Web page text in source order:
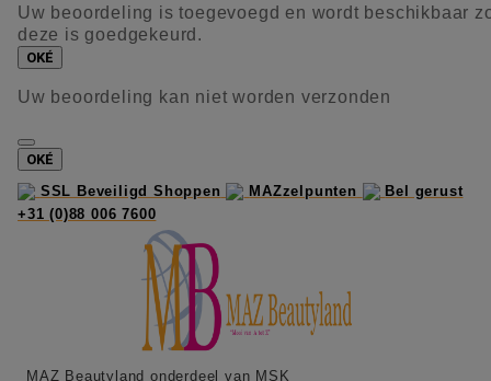
Uw beoordeling is toegevoegd en wordt beschikbaar
deze is goedgekeurd.
OKÉ
Uw beoordeling kan niet worden verzonden
OKÉ
SSL Beveiligd Shoppen
MAZzelpunten
Bel gerust
+31 (0)88 006 7600
MAZ Beautyland onderdeel van MSK